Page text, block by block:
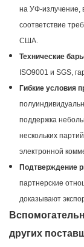
на УФ-излучение,
соответствие
США.
Технические
ISO9001 и SGS,
Гибкие условия
поддержка
нескольких
электронной
Подтверждение
партнерские
доказывают
других